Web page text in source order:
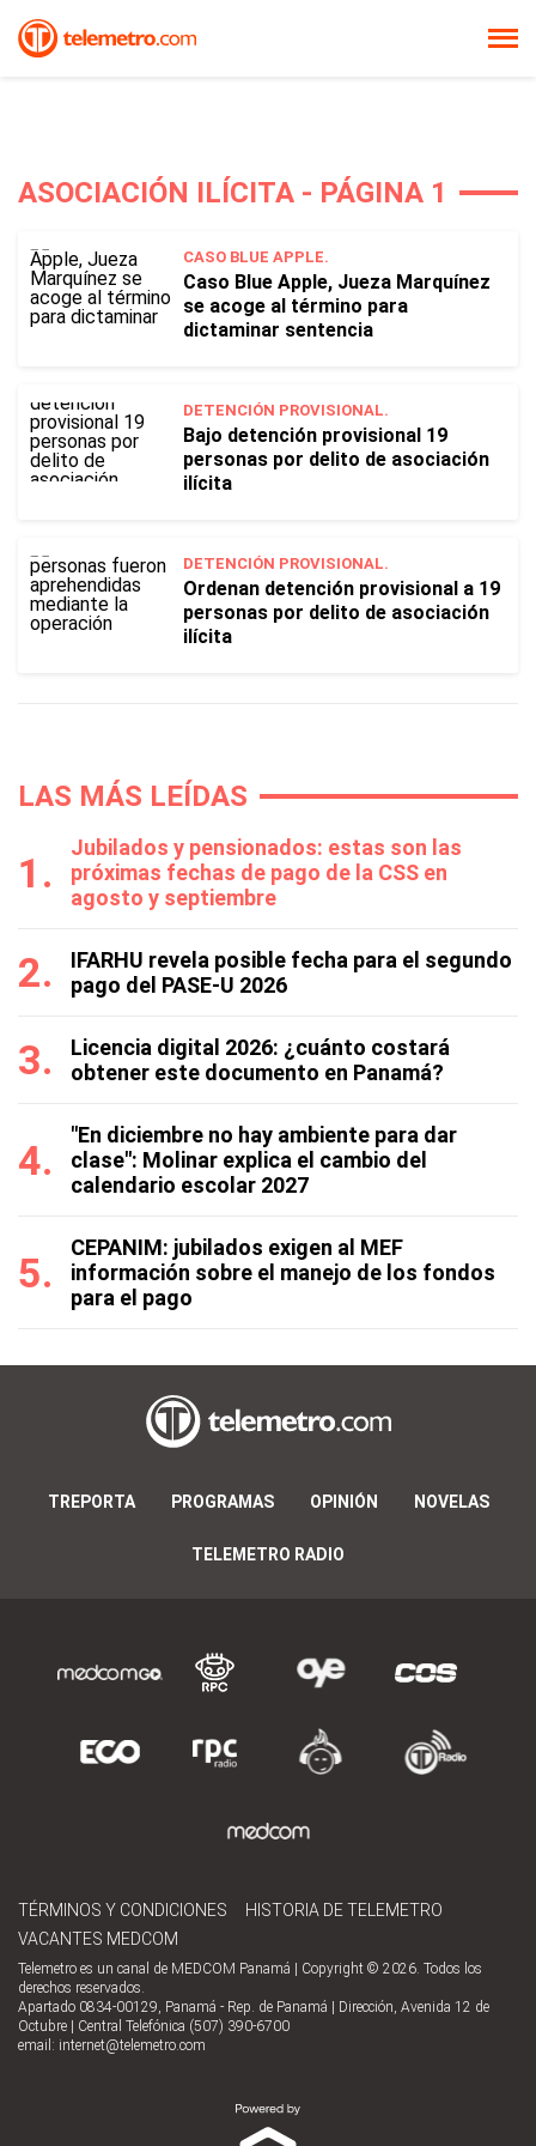
ASOCIACIÓN ILÍCITA - PÁGINA 1
CASO BLUE APPLE.
Caso Blue Apple, Jueza Marquínez
se acoge al término para
dictaminar sentencia
DETENCIÓN PROVISIONAL.
Bajo detención provisional 19
personas por delito de asociación
ilícita
DETENCIÓN PROVISIONAL.
Ordenan detención provisional a 19
personas por delito de asociación
ilícita
LAS MÁS LEÍDAS
Jubilados y pensionados: estas son las
próximas fechas de pago de la CSS en
agosto y septiembre
IFARHU revela posible fecha para el segundo
pago del PASE-U 2026
Licencia digital 2026: ¿cuánto costará
obtener este documento en Panamá?
"En diciembre no hay ambiente para dar
clase": Molinar explica el cambio del
calendario escolar 2027
CEPANIM: jubilados exigen al MEF
información sobre el manejo de los fondos
para el pago
TREPORTA PROGRAMAS OPINIÓN NOVELAS
TELEMETRO RADIO
TÉRMINOS Y CONDICIONES
HISTORIA DE TELEMETRO
VACANTES MEDCOM
Telemetro es un canal de MEDCOM Panamá | Copyright © 2026. Todos los
derechos reservados.
Apartado 0834-00129, Panamá - Rep. de Panamá | Dirección, Avenida 12 de
Octubre | Central Telefónica (507) 390-6700
email: internet@telemetro.com